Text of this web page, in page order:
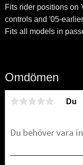
Fits rider positions on
controls and '05-
Fits all models in
Omdömen
Du